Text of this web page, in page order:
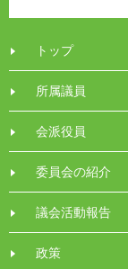
トップ
所属議員
会派役員
委員会の紹介
議会活動報告
政策